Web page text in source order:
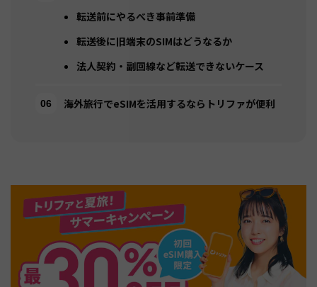
転送前にやるべき事前準備
転送後に旧端末のSIMはどうなるか
法人契約・副回線など転送できないケース
海外旅行でeSIMを活用するならトリファが便利